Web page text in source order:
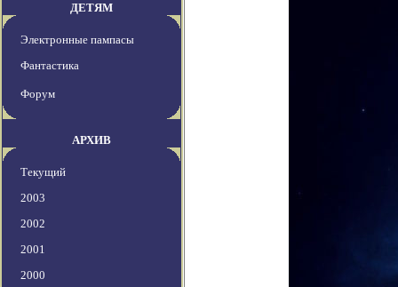
ДЕТЯМ
Электронные пампасы
Фантастика
Форум
АРХИВ
Текущий
2003
2002
2001
2000